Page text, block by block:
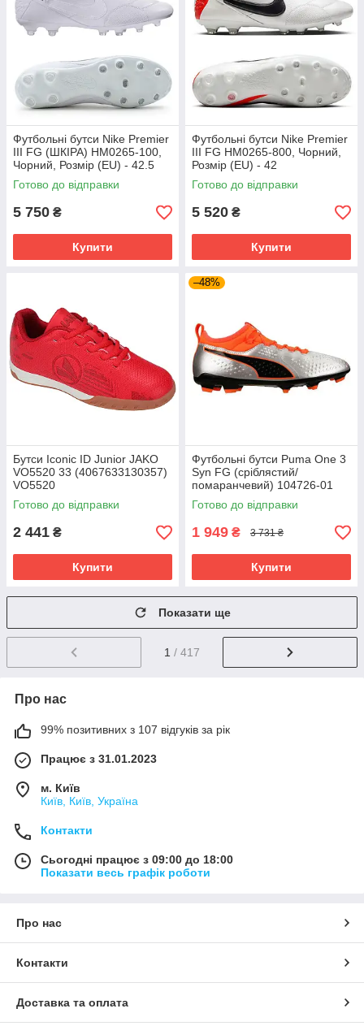
Футбольні бутси Nike Premier
III FG (ШКІРА) HM0265-100,
Чорний, Розмір (EU) - 42.5
Готово до відправки
5 750 ₴
Купити
Футбольні бутси Nike Premier
III FG HM0265-800, Чорний,
Розмір (EU) - 42
Готово до відправки
5 520 ₴
Купити
Бутси Iconic ID Junior JAKO
VO5520 33 (4067633130357)
VO5520
Готово до відправки
2 441 ₴
Купити
–48%
Футбольні бутси Puma One 3
Syn FG (сріблястий/
помаранчевий) 104726-01
Розмір EU: 46
Готово до відправки
1 949 ₴ 3 731 ₴
Купити
Показати ще
1 / 417
Про нас
99% позитивних з 107 відгуків за рік
Працює з 31.01.2023
м. Київ
Київ, Київ, Україна
Контакти
Сьогодні працює з 09:00 до 18:00
Показати весь графік роботи
Про нас
Контакти
Доставка та оплата